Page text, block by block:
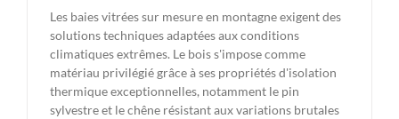
Les baies vitrées sur mesure en montagne exigent des
solutions techniques adaptées aux conditions
climatiques extrêmes. Le bois s'impose comme
matériau privilégié grâce à ses propriétés d'isolation
thermique exceptionnelles, notamment le pin
sylvestre et le chêne résistant aux variations brutales